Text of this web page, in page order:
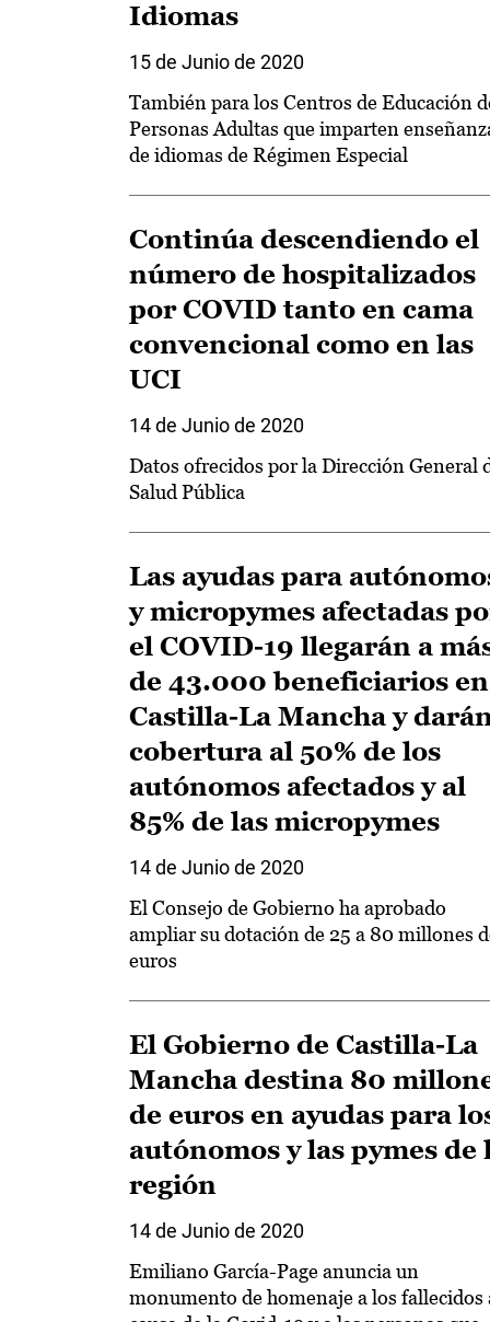
Idiomas
15 de Junio de 2020
También para los Centros de Educación
Personas Adultas que imparten
de idiomas de Régimen Especial
Continúa descendiendo el
número de hospitalizados
por COVID tanto en cama
convencional como en las
UCI
14 de Junio de 2020
Datos ofrecidos por la Dirección General
Salud Pública
Las ayudas para
y micropymes afectadas
el COVID-19 llegarán a
de 43.000 beneficiarios en
Castilla-La Mancha y
cobertura al 50% de los
autónomos afectados y al
85% de las micropymes
14 de Junio de 2020
El Consejo de Gobierno ha aprobado
ampliar su dotación de 25 a 80 millones
euros
El Gobierno de Castilla-La
Mancha destina 80
de euros en ayudas para
autónomos y las pymes de
región
14 de Junio de 2020
Emiliano García-Page anuncia un
monumento de homenaje a los fallecidos